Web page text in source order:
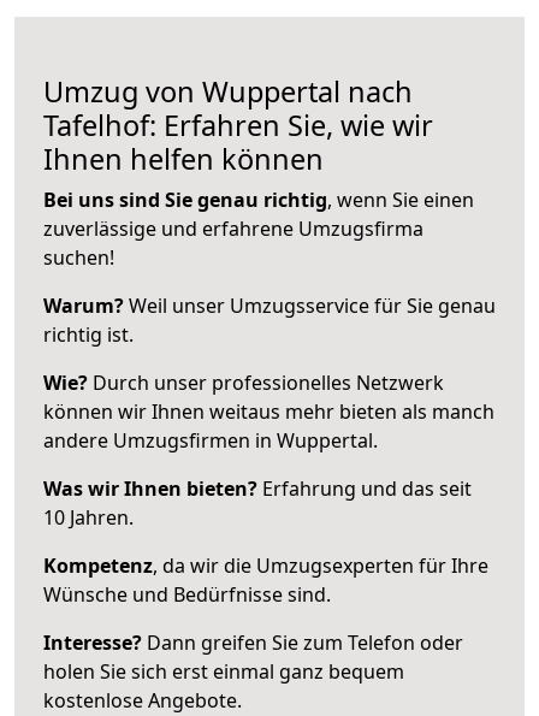
Umzug von Wuppertal nach
Tafelhof: Erfahren Sie, wie wir
Ihnen helfen können
Bei uns sind Sie genau richtig, wenn Sie einen
zuverlässige und erfahrene Umzugsfirma
suchen!
Warum?Weil unser Umzugsservice für Sie genau
richtig ist.
Wie? Durch unser professionelles Netzwerk
können wir Ihnen weitaus mehr bieten als manch
andere Umzugsfirmen in Wuppertal.
Was wir Ihnen bieten? Erfahrung und das seit
10 Jahren.
Kompetenz, da wir die Umzugsexperten für Ihre
Wünsche und Bedürfnisse sind.
Interesse? Dann greifen Sie zum Telefon oder
holen Sie sich erst einmal ganz bequem
kostenlose Angebote.